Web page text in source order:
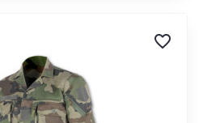
favorite_border